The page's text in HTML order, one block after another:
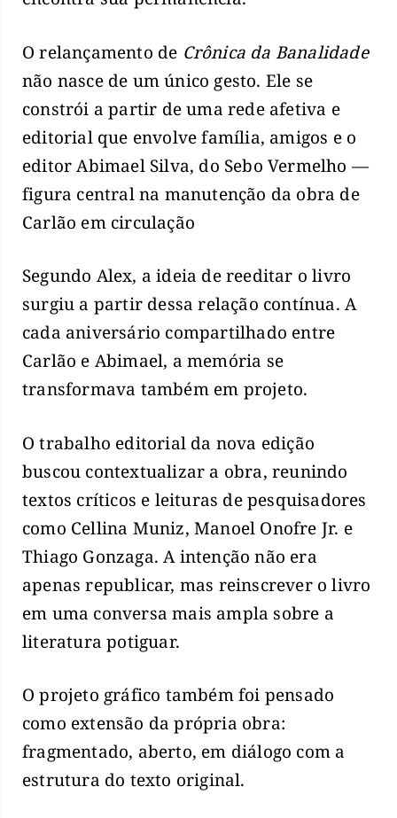
O relançamento de Crônica da Banalidade
não nasce de um único gesto. Ele se
constrói a partir de uma rede afetiva e
editorial que envolve família, amigos e o
editor Abimael Silva, do Sebo Vermelho —
figura central na manutenção da obra de
Carlão em circulação
Segundo Alex, a ideia de reeditar o livro
surgiu a partir dessa relação contínua. A
cada aniversário compartilhado entre
Carlão e Abimael, a memória se
transformava também em projeto.
O trabalho editorial da nova edição
buscou contextualizar a obra, reunindo
textos críticos e leituras de pesquisadores
como Cellina Muniz, Manoel Onofre Jr. e
Thiago Gonzaga. A intenção não era
apenas republicar, mas reinscrever o livro
em uma conversa mais ampla sobre a
literatura potiguar.
O projeto gráfico também foi pensado
como extensão da própria obra:
fragmentado, aberto, em diálogo com a
estrutura do texto original.